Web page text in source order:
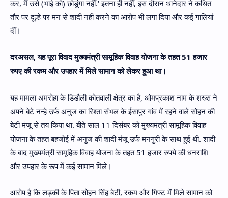
कर, मैं उसे (भाई को) छोडूंगा नहीं.' इतना ही नहीं, इस दौरान थानेदार ने कथित
तौर पर दूल्हे पर मन से शादी नहीं करने का आरोप भी लगा दिया और कई गालियां
दीं।
दरअसल, यह पूरा विवाद मुख्यमंत्री सामूहिक विवाह योजना के तहत 51 हजार
रुपए की रकम और उपहार में मिले सामान को लेकर हुआ था।
यह मामला अमरोहा के डिडौली कोतवाली क्षेत्र का है, ओमप्रकाश नाम के शख्स ने
अपने बेटे नन्हे उर्फ अनुज का रिश्ता संभल के ईसापुर गांव में रहने वाले सोहन की
बेटी मंजू से तय किया था. बीते साल 11 दिसंबर को मुख्यमंत्री सामूहिक विवाह
योजना के तहत बहजोई में अनुज की शादी मंजू उर्फ मनगुरी के साथ हुई थी. शादी
के बाद मुख्यमंत्री सामूहिक विवाह योजना के तहत 51 हजार रुपये की धनराशि
और उपहार के रूप में कई सामान मिले।
आरोप है कि लड़की के पिता सोहन सिंह बेटी, रकम और गिफ्ट में मिले सामान को